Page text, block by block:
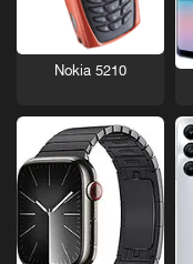
Nokia 5210